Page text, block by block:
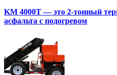
KM 4000T — это 2-тонный
асфальта с подогревом